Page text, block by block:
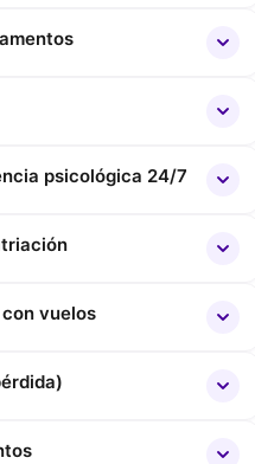
psicológica 24/7
vuelos